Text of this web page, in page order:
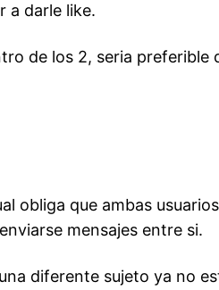
a darle like.
de los 2, seri­a preferible
obliga que ambas
mensajes entre si.
diferente sujeto ya no